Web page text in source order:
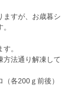
ますが、お歳暮シ
。
法通り解凍して
各200ｇ前後）